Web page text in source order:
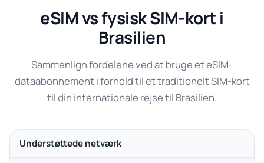
eSIM vs fysisk SIM-kort i
Brasilien
Sammenlign fordelene ved at bruge et eSIM-
dataabonnement i forhold til et traditionelt SIM-kort
til din internationale rejse til Brasilien.
Understøttede netværk